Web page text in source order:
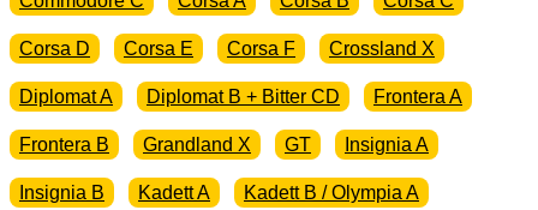
Corsa D Corsa E Corsa F Crossland X
Diplomat A Diplomat B + Bitter CD Frontera A
Frontera B Grandland X GT Insignia A
Insignia B Kadett A Kadett B / Olympia A